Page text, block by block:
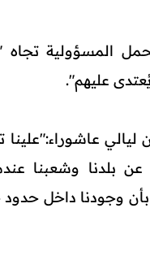
المسؤولية
عليهم".
ليالي
بلدنا وشعبنا
وجودنا داخل